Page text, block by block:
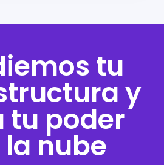
tu
y
tu poder
nube